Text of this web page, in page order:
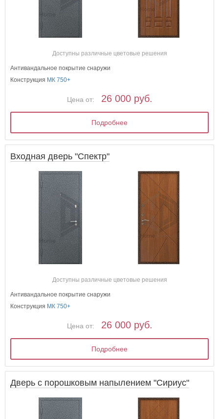
Доступны различные цветовые решения
Антивандальное покрытие снаружи
Конструкция МК 750+
Цена от: 26 000 руб.
Подробнее
Входная дверь "Спектр"
Доступны различные цветовые решения
Антивандальное покрытие снаружи
Конструкция МК 750+
Цена от: 26 000 руб.
Подробнее
Дверь с порошковым напылением "Сириус"